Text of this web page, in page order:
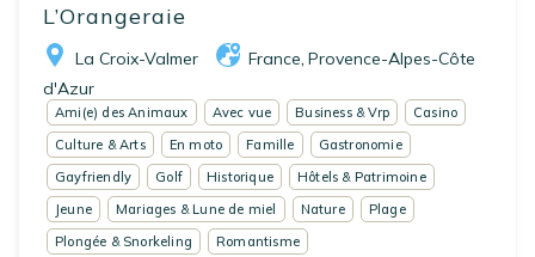
L’Orangeraie
La Croix-Valmer France Provence-Alpes-Côte
d'Azur
Ami(e) des Animaux Avec vue Business & Vrp
Casino
Culture & Arts
En moto Famille
Gastronomie
Gayfriendly
Golf Historique
Hôtels & Patrimoine
Jeune
Mariages & Lune de miel Nature
Plage
Plongée & Snorkeling
Romantisme